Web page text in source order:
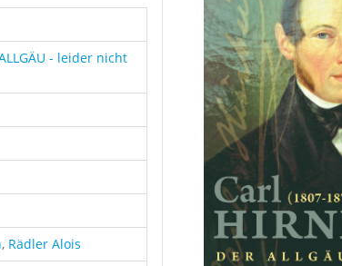
- leider nicht
, Rädler Alois